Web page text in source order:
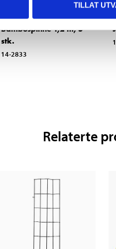
TILLAT
29
Bambuspinne 1,2 m, 5
stk.
14-2833
Relaterte